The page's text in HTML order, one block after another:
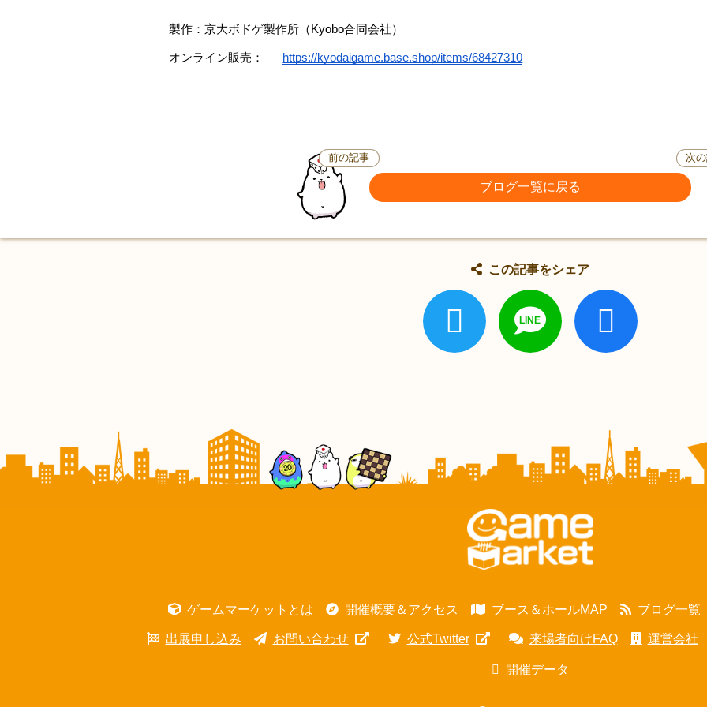
製作：京大ボドゲ製作所（Kyobo合同会社）
オンライン販売： https://kyodaigame.base.shop/items/68427310
前の記事
ブログ一覧に戻る
次
この記事をシェア
ゲームマーケットとは 開催概要＆アクセス ブース＆ホールMAP ブログ一覧
出展申し込み お問い合わせ 公式Twitter 来場者向けFAQ 運営会社
開催データ